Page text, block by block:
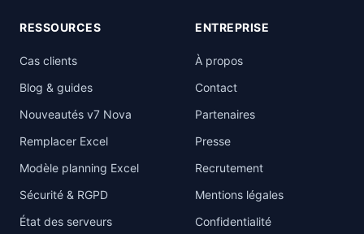
RESSOURCES
Cas clients
Blog & guides
Nouveautés v7 Nova
Remplacer Excel
Modèle planning Excel
Sécurité & RGPD
État des serveurs
ENTREPRISE
À propos
Contact
Partenaires
Presse
Recrutement
Mentions légales
Confidentialité